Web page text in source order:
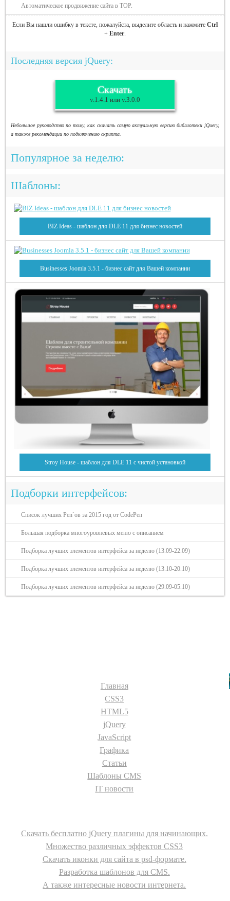
Автоматическое продвижение сайта в TOP.
Если Вы нашли ошибку в тексте, пожалуйста, выделите область и нажмите Ctrl
+ Enter.
Последняя версия jQuery:
Скачать
v.1.4.1 или v.3.0.0
Небольшое руководство по тому, как скачать самую актуальную версию библиотеки jQuery,
а также рекомендации по подключению скрипта.
Популярное за неделю:
Шаблоны:
BIZ Ideas - шаблон для DLE 11 для бизнес новостей
Businesses Joomla 3.5.1 - бизнес сайт для Вашей компании
Stroy House - шаблон для DLE 11 с чистой установкой
Подборки интерфейсов:
Список лучших Pen`ов за 2015 год от CodePen
Большая подборка многоуровневых меню с описанием
Подборка лучших элементов интерфейса за неделю (13.09-22.09)
Подборка лучших элементов интерфейса за неделю (13.10-20.10)
Подборка лучших элементов интерфейса за неделю (29.09-05.10)
Главная
CSS3
HTML5
jQuery
JavaScript
Графика
Статьи
Шаблоны CMS
IT новости
Скачать бесплатно jQuery плагины для начинающих.
Множество различных эффектов CSS3
Скачать иконки для сайта в psd-формате.
Разработка шаблонов для CMS.
А также интересные новости интернета.